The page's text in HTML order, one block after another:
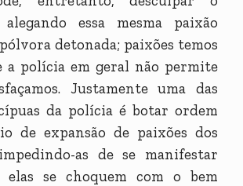
alegando essa mesma paixão
detonada; paixões temos
a polícia em geral não permite
Justamente uma das
da polícia é botar ordem
de expansão de paixões dos
as de se manifestar
elas se choquem com o bem